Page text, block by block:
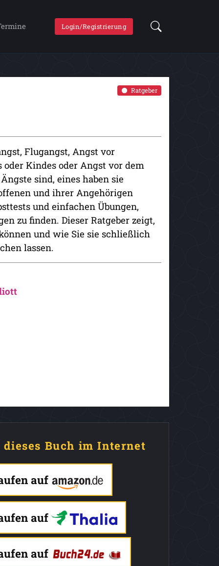
Login/Registrierung
Ratgeber
Flugangst, Angst vor
Kindes oder Angst vor dem
sind, eines haben sie
und ihrer Angehörigen
und einfachen Übungen,
zu finden. Dieser Ratgeber zeigt,
und wie Sie sie schließlich
lassen.
dieses Buch im Internet
auf
auf
auf